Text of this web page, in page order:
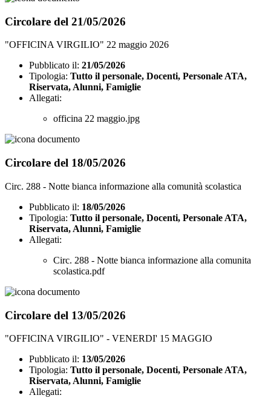
Circolare del 21/05/2026
"OFFICINA VIRGILIO" 22 maggio 2026
Pubblicato il: 21/05/2026
Tipologia: Tutto il personale, Docenti, Personale ATA,
Riservata, Alunni, Famiglie
Allegati:
officina 22 maggio.jpg
Circolare del 18/05/2026
Circ. 288 - Notte bianca informazione alla comunità scolastica
Pubblicato il: 18/05/2026
Tipologia: Tutto il personale, Docenti, Personale ATA,
Riservata, Alunni, Famiglie
Allegati:
Circ. 288 - Notte bianca informazione alla comunita
scolastica.pdf
Circolare del 13/05/2026
"OFFICINA VIRGILIO" - VENERDI' 15 MAGGIO
Pubblicato il: 13/05/2026
Tipologia: Tutto il personale, Docenti, Personale ATA,
Riservata, Alunni, Famiglie
Allegati: